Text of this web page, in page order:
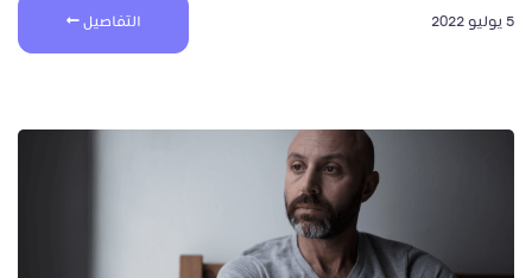
5 يوليو 2022 التفاصيل